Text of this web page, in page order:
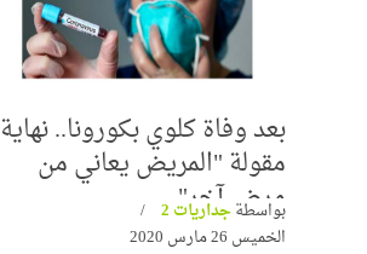
بعد وفاة كلوي بكورونا.. نهاية
مقولة "المريض يعاني من
مرض آخر"
بواسطةجداريات 2
الخميس 26 مارس 2020